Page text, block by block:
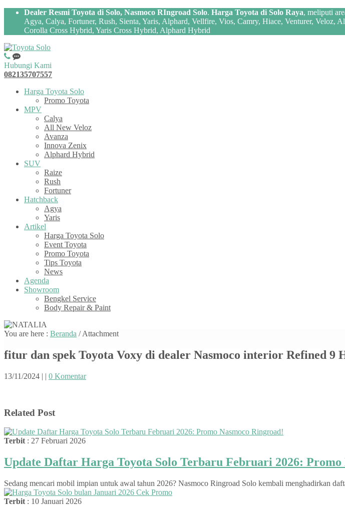
Dealer Resmi Toyota di Solo, Nasmoco RIngroad Solo. Harga Toyota di Solo Raya, meliputi
Agya, Calya, Fortuner, Rush, Sienta, Yaris, Alphard, Vellfire, Vios, Camry, Hiace, Venturer,
Corolla Cross Hybrid, Yaris Cross Hybrid, Alphard Hybrid
Hubungi Kami
082135707557
Harga Toyota Solo
Promo Toyota
MPV
Calya
All New Veloz
Avanza
Innova Zenix
Alphard Hybrid
SUV
Raize
Rush
Fortuner
Hatchback
Agya
Yaris
Artikel
Harga Toyota Solo
Event Toyota
Promo Toyota
Tips Toyota
News
Agenda
Showroom
Bengkel Service
Body Repair & Paint
You are here : Beranda / Attachment
fitur dan spek Toyota Voxy di dealer Nasmoco interior Refined 9
13/11/2024 | | 0 Komentar
Related Post
Terbit : 27 Februari 2026
Update Daftar Harga Toyota Solo Terbaru Februari 2026: Promo
Sedang mencari mobil impian untuk awal tahun 2026? Nasmoco Ringroad Solo kembali menghadirkan
Terbit : 10 Januari 2026